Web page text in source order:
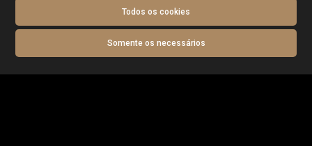
Todos os cookies
Somente os necessários
FALE CONOSCO
Alameda Dr Carlos de Carvalho, 1341, Batel
Soho Curitiba - PR CRECI J05905 -041 3092-